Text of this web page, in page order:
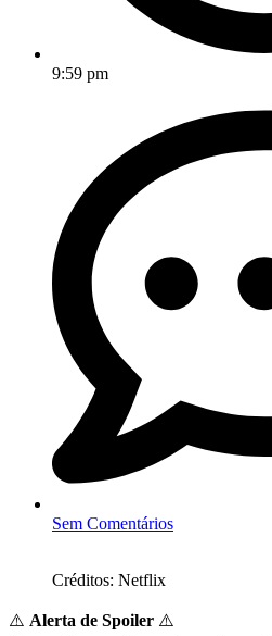
9:59 pm
Sem Comentários
Créditos: Netflix
⚠️ Alerta de Spoiler ⚠️